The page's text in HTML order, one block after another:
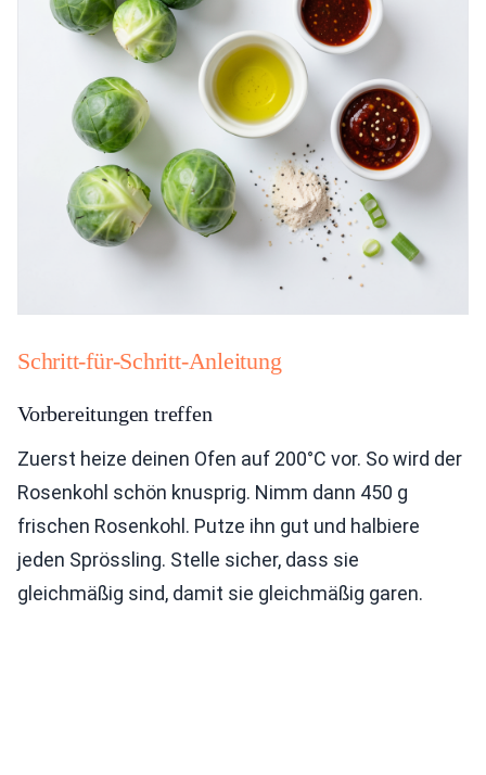
Schritt-für-Schritt-Anleitung
Vorbereitungen treffen
Zuerst heize deinen Ofen auf 200°C vor. So wird der
Rosenkohl schön knusprig. Nimm dann 450 g
frischen Rosenkohl. Putze ihn gut und halbiere
jeden Sprössling. Stelle sicher, dass sie
gleichmäßig sind, damit sie gleichmäßig garen.